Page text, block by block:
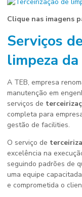
Clique nas imagens
Serviços de
limpeza
A TEB, empresa
manutenção em
serviços de
completa para
gestão de facilities.
O serviço de
excelência na
seguindo padrões de
uma equipe
e comprometida o